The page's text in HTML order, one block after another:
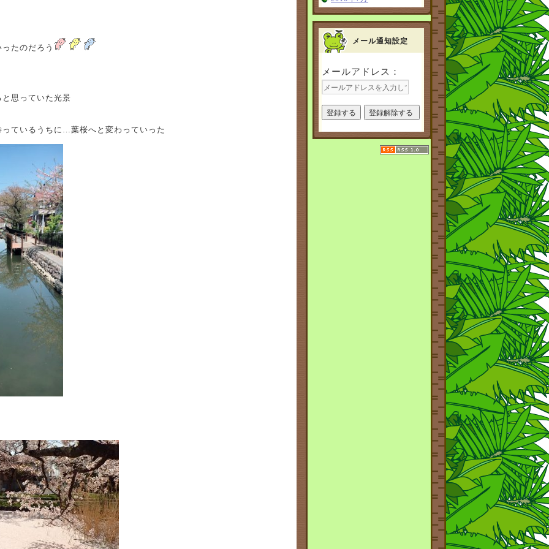
たのだろう
思っていた光景
ているうちに…葉桜へと変わっていった
メール通知設定
メールアドレス：